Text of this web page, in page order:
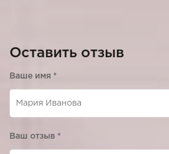
Оставить отзыв
Ваше имя *
Ваш отзыв *